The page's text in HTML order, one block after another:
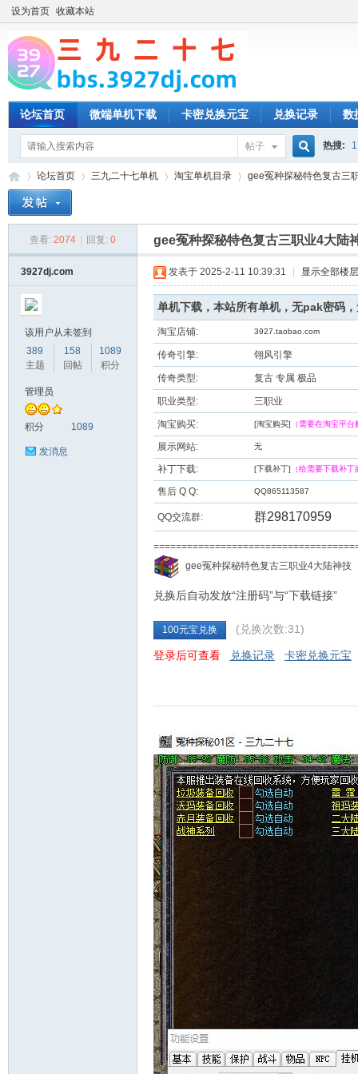
设为首页 收藏本站
论坛首页 微端单机下载 卡密兑换元宝 兑换记录 数
帖子
搜
索
热搜:
论坛首页
›
三九二十七单机
›
淘宝单机目录
›
gee冤种探秘特色复古三
查看: 2074 回复: 0 gee冤种探秘特色复古三职业4大陆
3927dj.com
该用户从未签到
389
主题
158
回帖
1089
积分
管理员
积分 1089
发消息
发表于 2025-2-11 10:39:31 显示全部楼层
单机下载，本站所有单机，无pak密码
淘宝店铺: 3927.taobao.com
传奇引擎: 翎风引擎
传奇类型: 复古 专属 极品
职业类型: 三职业
淘宝购买: [淘宝购买] （需要在淘宝平
展示网站: 无
补丁下载: [下载补丁] （给需要下载补
售后 Q Q: QQ865113587
QQ交流群: 群298170959
gee冤种探秘特色复古三职业4大陆神技
兑换后自动发放“注册码”与“下载链接”
100元宝兑换 (兑换次数:31)
登录后可查看 兑换记录 卡密兑换元宝